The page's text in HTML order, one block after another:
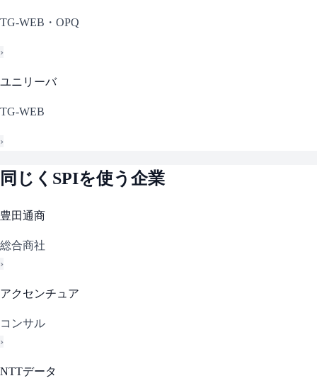
TG-WEB・OPQ
›
ユニリーバ
TG-WEB
›
同じく SPIを使う企業
豊田通商
総合商社
›
アクセンチュア
コンサル
›
NTTデータ